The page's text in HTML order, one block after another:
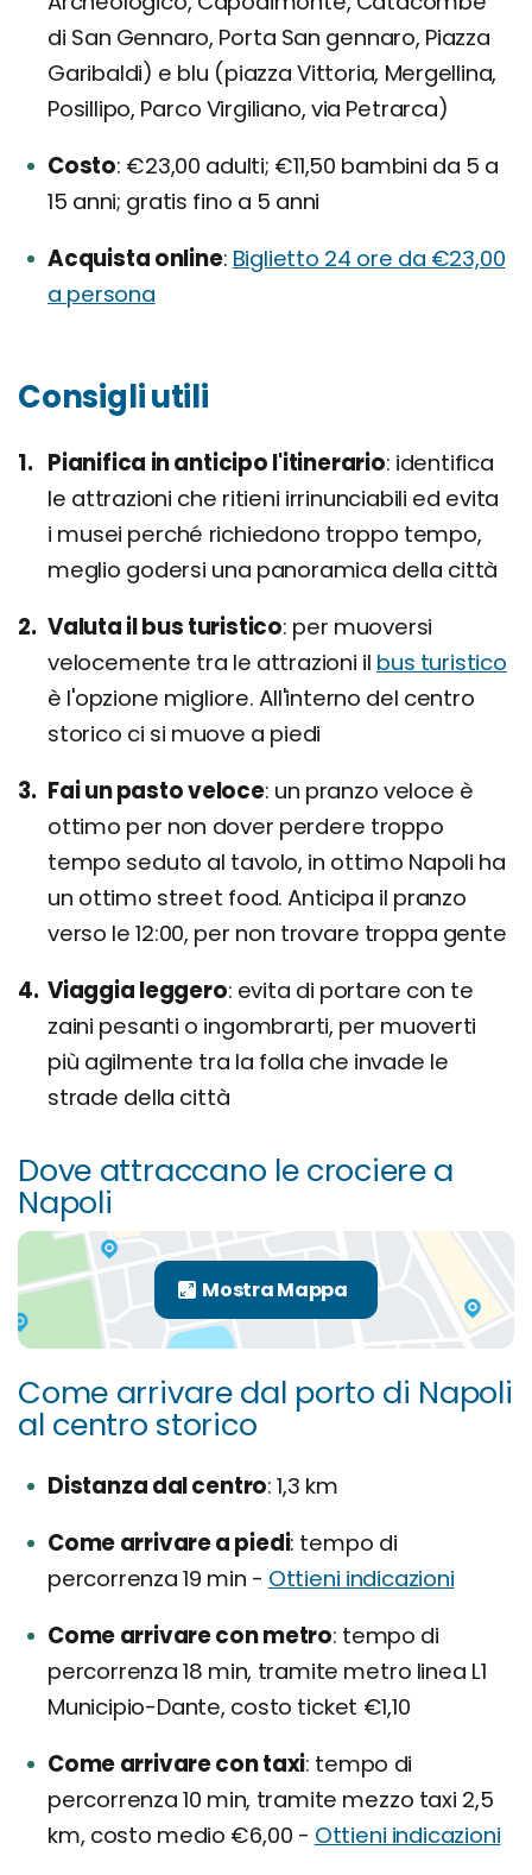
di San Gennaro, Porta San gennaro, Piazza
Garibaldi) e blu (piazza Vittoria, Mergellina,
Posillipo, Parco Virgiliano, via Petrarca)
Costo €23,00 adulti; €11,50 bambini da 5 a
15 anni; gratis fino a 5 anni
Acquista online Biglietto 24 ore da €23,00
a persona
Consigli utili
Pianifica in anticipo l'itinerario identifica
le attrazioni che ritieni irrinunciabili ed evita
i musei perché richiedono troppo tempo,
meglio godersi una panoramica della città
Valuta il bus turistico per muoversi
velocemente tra le attrazioni il bus turistico
è l'opzione migliore. All'interno del centro
storico ci si muove a piedi
Fai un pasto veloce un pranzo veloce è
ottimo per non dover perdere troppo
tempo seduto al tavolo, in ottimo Napoli ha
un ottimo street food. Anticipa il pranzo
verso le 12:00, per non trovare troppa gente
Viaggia leggero evita di portare con te
zaini pesanti o ingombrarti, per muoverti
più agilmente tra la folla che invade le
strade della città
Dove attraccano le crociere a
Napoli
Come arrivare dal porto di Napoli
al centro storico
Distanza dal centro 1,3 km
Come arrivare a piedi tempo di
percorrenza 19 min - Ottieni indicazioni
Come arrivare con metro tempo di
percorrenza 18 min, tramite metro linea L1
Municipio-Dante, costo ticket €1,10
Come arrivare con taxi tempo di
percorrenza 10 min, tramite mezzo taxi 2,5
km, costo medio €6,00 - Ottieni indicazioni